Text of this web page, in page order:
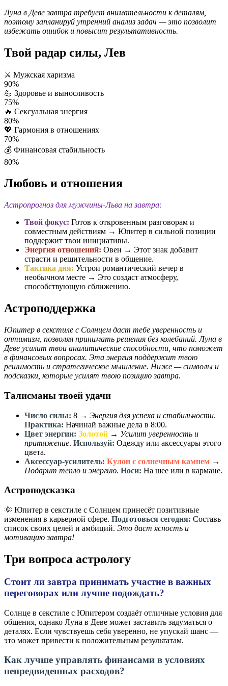
Луна в Деве завтра требует внимательности к деталям,
поэтому запланируй утренний анализ задач — это позволит
избежать ошибок и повысит результативность.
Твой радар силы, Лев
⚔️ Мужская харизма
90%
💪 Здоровье и выносливость
75%
🔥 Сексуальная энергия
80%
💖 Гармония в отношениях
70%
💰 Финансовая стабильность
80%
Любовь и отношения
Астропрогноз для мужчины-Льва на завтра:
Твой фокус: Готов к откровенным разговорам и
совместным действиям → Юпитер в сильной позиции
поддержит твои инициативы.
Энергия отношений: Овен → Этот знак добавит
страсти и решительности в общение.
Тактика дня: Устрои романтический вечер в
необычном месте → Это создаст атмосферу,
способствующую сближению.
Астроподдержка
Юпитер в секстиле с Солнцем даст тебе уверенность и
оптимизм, позволяя принимать решения без колебаний. Луна в
Деве усилит твои аналитические способности, что поможет
в финансовых вопросах. Эта энергия поддержит твою
решимость и стратегическое мышление. Ниже — символы и
подсказки, которые усилят твою позицию завтра.
Талисманы твоей удачи
Число силы: 8 → Энергия для успеха и стабильности.
Практика: Начинай важные дела в 8:00.
Цвет энергии: Золотой → Усилит уверенность и
притяжение. Используй: Одежду или аксессуары этого
цвета.
Аксессуар-усилитель: Кулон с солнечным камнем →
Подарит тепло и энергию. Носи: На шее или в кармане.
Астроподсказка
🌞 Юпитер в секстиле с Солнцем принесёт позитивные
изменения в карьерной сфере. Подготовься сегодня: Составь
список своих целей и амбиций. Это даст ясность и
мотивацию завтра!
Три вопроса астрологу
Стоит ли завтра принимать участие в важных
переговорах или лучше подождать?
Солнце в секстиле с Юпитером создаёт отличные условия для
общения, однако Луна в Деве может заставить задуматься о
деталях. Если чувствуешь себя уверенно, не упускай шанс —
это может привести к положительным результатам.
Как лучше управлять финансами в условиях
непредвиденных расходов?